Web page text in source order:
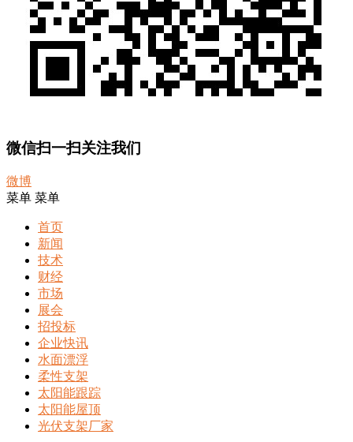
微信扫一扫关注我们
微博
菜单 菜单
首页
新闻
技术
财经
市场
展会
招投标
企业快讯
水面漂浮
柔性支架
太阳能跟踪
太阳能屋顶
光伏支架厂家